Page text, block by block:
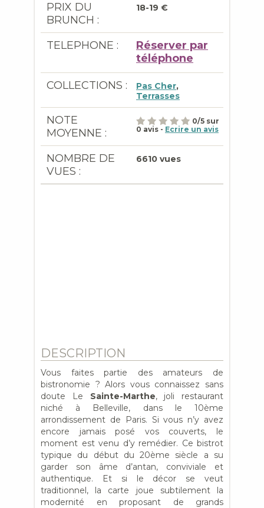
PRIX DU
BRUNCH :
18-19 €
TELEPHONE :
Réserver par
téléphone
COLLECTIONS : Pas Cher,
Terrasses
NOTE
MOYENNE :
0/5 sur
0 avis - Ecrire un avis
NOMBRE DE
VUES :
6610 vues
DESCRIPTION
Vous faites partie des amateurs de
bistronomie ? Alors vous connaissez sans
doute Le Sainte-Marthe, joli restaurant
niché à Belleville, dans le 10ème
arrondissement de Paris. Si vous n’y avez
encore jamais posé vos couverts, le
moment est venu d’y remédier. Ce bistrot
typique du début du 20ème siècle a su
garder son âme d’antan, conviviale et
authentique. Et si le décor se veut
traditionnel, la carte joue subtilement la
modernité en proposant de grands